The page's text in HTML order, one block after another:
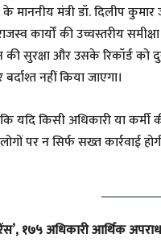
माननीय मंत्री डॉ. दिलीप
कार्यों की उच्चस्तरीय
की सुरक्षा और उसके रिकॉर्ड
नहीं किया जाएगा।
यदि किसी अधिकारी या
पर न सिर्फ सख्त
१७५ अधिकारी आर्थिक